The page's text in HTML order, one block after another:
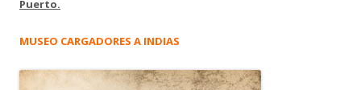
Puerto.
MUSEO CARGADORES A INDIAS